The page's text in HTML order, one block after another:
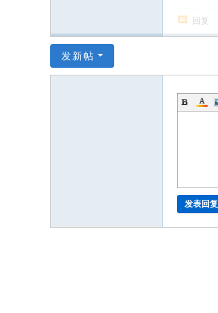
回复
发新帖
发表回复